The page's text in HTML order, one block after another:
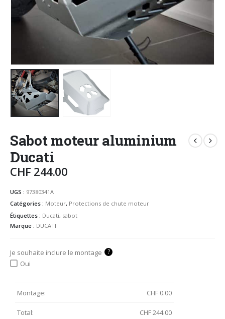
Sabot moteur aluminium
Ducati
CHF 244.00
UGS : 97380341A
Catégories : Moteur, Protections de chute moteur
Étiquettes : Ducati, sabot
Marque : DUCATI
Je souhaite inclure le montage ?
Oui
Montage: CHF 0.00
Total: CHF244.00